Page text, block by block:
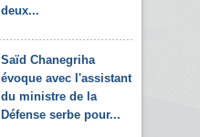
deux...
Saïd Chanegriha
évoque avec l'assistant
du ministre de la
Défense serbe pour...